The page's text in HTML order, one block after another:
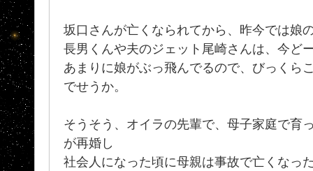
坂口さんが亡くなられてから、昨今では娘
長男くんや夫のジェット尾崎さんは、今ど
あまりに娘がぶっ飛んでるので、びっくら
でせうか。
そうそう、オイラの先輩で、母子家庭で育
が再婚し
社会人になった頃に母親は事故で亡くなっ